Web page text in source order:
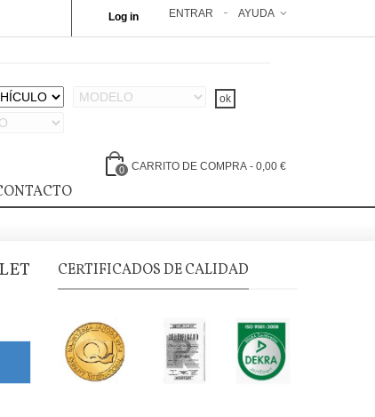
AYUDA
ENTRAR
Log in
0 CARRITO DE COMPRA - 0,00 €
CERTIFICADOS DE CALIDAD